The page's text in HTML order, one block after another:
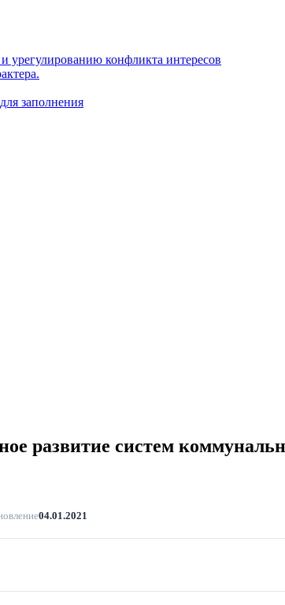
конфликта интересов
заполнения
развитие систем
04.01.2021